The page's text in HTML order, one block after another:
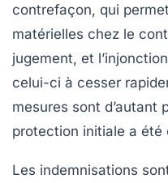
contrefaçon, qui
matérielles chez le
jugement, et
celui-ci à cesser
mesures sont d’autant
protection initiale a
Les indemnisations